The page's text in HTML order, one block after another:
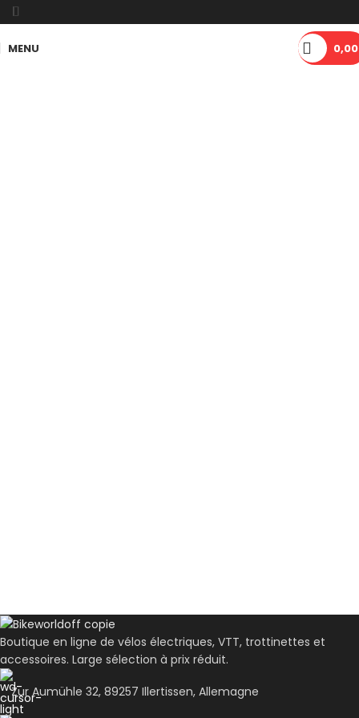
MENU 0,00
Boutique en ligne de vélos électriques, VTT, trottinettes et
accessoires. Large sélection à prix réduit.
Zur Aumühle 32, 89257 Illertissen, Allemagne